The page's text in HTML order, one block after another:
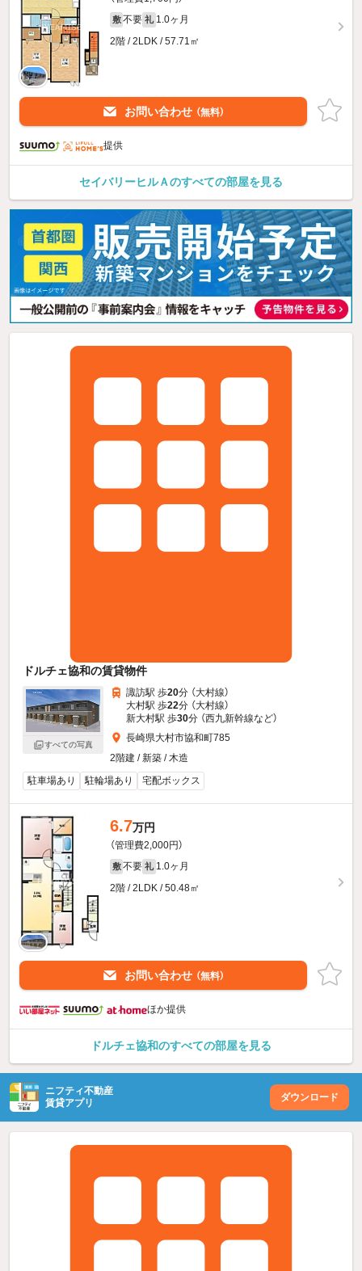
敷 不要 礼 1.0ヶ月
2階 / 2LDK / 57.71㎡
お問い合わせ （無料）
提供
セイバリーヒルＡのすべての部屋を見る
ドルチェ協和の賃貸物件
すべての写真
諏訪駅 歩20分 （大村線）
大村駅 歩22分 （大村線）
新大村駅 歩30分 （西九新幹線など）
長崎県大村市協和町785
2階建 / 新築 / 木造
駐車場あり
駐輪場あり 宅配ボックス
6.7万円
（管理費2,000円）
敷 不要 礼 1.0ヶ月
2階 / 2LDK / 50.48㎡
お問い合わせ （無料）
ほか提供
ドルチェ協和のすべての部屋を見る
ニフティ不動産
賃貸アプリ
ダウンロード